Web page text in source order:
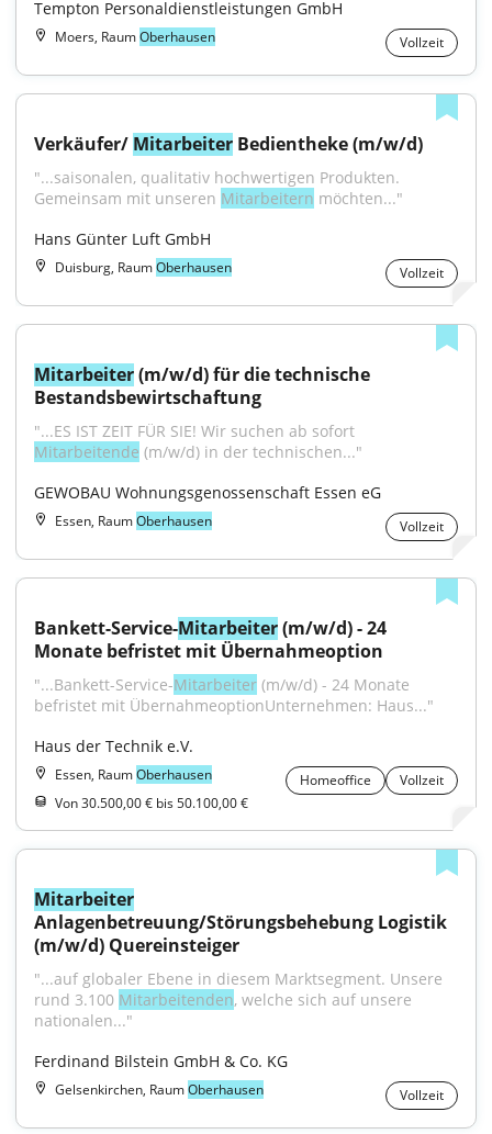
Tempton Personaldienstleistungen GmbH
Moers, RaumOberhausen Vollzeit
Verkäufer/ Mitarbeiter Bedientheke (m/w/d)
"...saisonalen, qualitativ hochwertigen Produkten.
Gemeinsam mit unseren Mitarbeitern möchten..."
Hans Günter Luft GmbH
Duisburg, RaumOberhausen Vollzeit
Mitarbeiter (m/w/d) für die technische
Bestandsbewirtschaftung
Mitarbeitende (m/w/d) in der technischen..."
GEWOBAU Wohnungsgenossenschaft Essen eG
Essen, RaumOberhausen Vollzeit
Bankett-Service-Mitarbeiter (m/w/d) - 24
Monate befristet mit Übernahmeoption
"...Bankett-Service-Mitarbeiter (m/w/d) - 24 Monate
befristet mit ÜbernahmeoptionUnternehmen: Haus..."
Haus der Technik e.V.
Essen, RaumOberhausen Homeoffice
Vollzeit
Von 30.500,00 € bis 50.100,00 €
Mitarbeiter
Anlagenbetreuung/Störungsbehebung Logistik
(m/w/d) Quereinsteiger
"...auf globaler Ebene in diesem Marktsegment. Unsere
rund 3.100 Mitarbeitenden, welche sich auf unsere
nationalen..."
Ferdinand Bilstein GmbH & Co. KG
Gelsenkirchen, RaumOberhausen Vollzeit